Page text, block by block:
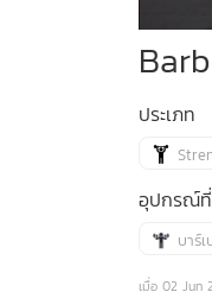
ประเภท
อุปกรณ์ที่
บาร์
เมื่อ 02 Jun